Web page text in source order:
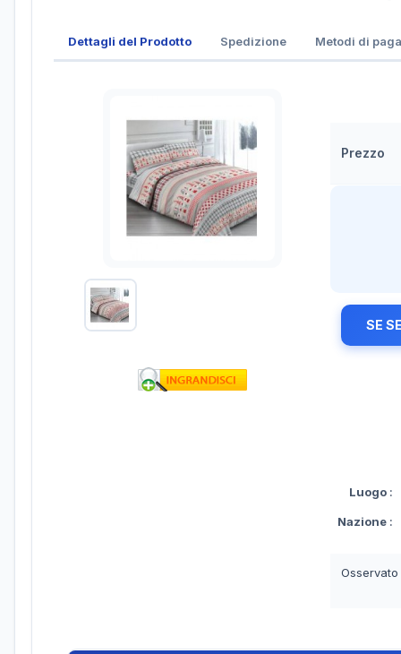
Dettagli del Prodotto Spedizione Metodi di
Prezzo
SE
Luogo :
Nazione :